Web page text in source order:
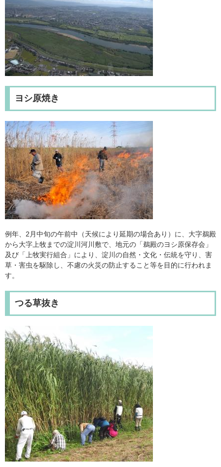
ヨシ原焼き
例年、2月中旬の午前中（天候により延期の場合あり）に、大字鵜殿
から大字上牧までの淀川河川敷で、地元の「鵜殿のヨシ原保存会」
及び「上牧実行組合」により、淀川の自然・文化・伝統を守り、害
草・害虫を駆除し、不慮の火災の防止すること等を目的に行われま
す。
つる草抜き